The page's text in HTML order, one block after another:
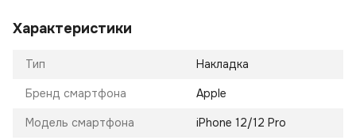
Характеристики
Тип Накладка
Бренд смартфона Apple
Модель смартфона iPhone 12/12 Pro